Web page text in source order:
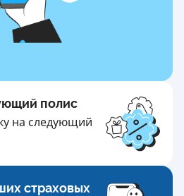
полис
на следующий
страховых